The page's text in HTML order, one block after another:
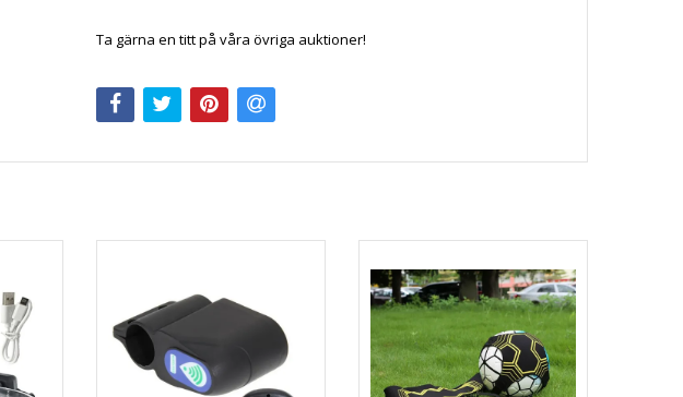
Ta gärna en titt på våra övriga auktioner!